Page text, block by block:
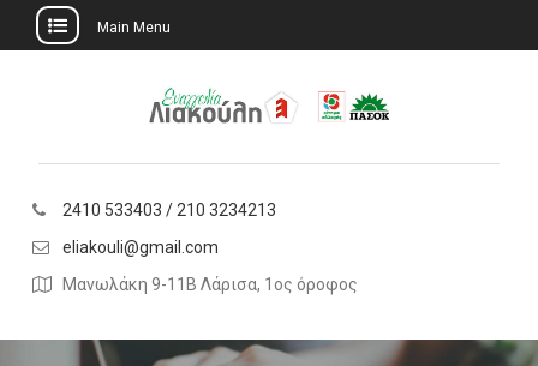
Main Menu
2410 533403 / 210 3234213
eliakouli@gmail.com
Μανωλάκη 9-11Β Λάρισα, 1ος όροφος